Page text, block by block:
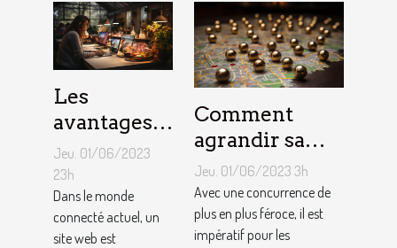
Les
avantages
de faire
appel à un
spécialiste
de
Jeu. 01/06/2023
23h
Dans le monde
connecté actuel, un
site web est
Comment
agrandir sa
notoriété
locale et
fidéliser sa
clientèle grâce
Jeu. 01/06/2023 3h
Avec une concurrence de
plus en plus féroce, il est
impératif pour les